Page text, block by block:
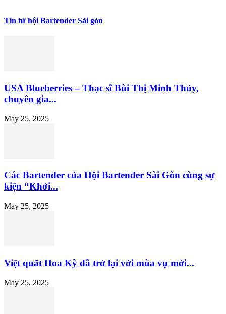
Tin từ hội Bartender Sài gòn
USA Blueberries – Thạc sĩ Bùi Thị Minh Thủy,
chuyên gia...
May 25, 2025
Các Bartender của Hội Bartender Sài Gòn cùng sự
kiện “Khởi...
May 25, 2025
Việt quất Hoa Kỳ đã trở lại với mùa vụ mới...
May 25, 2025